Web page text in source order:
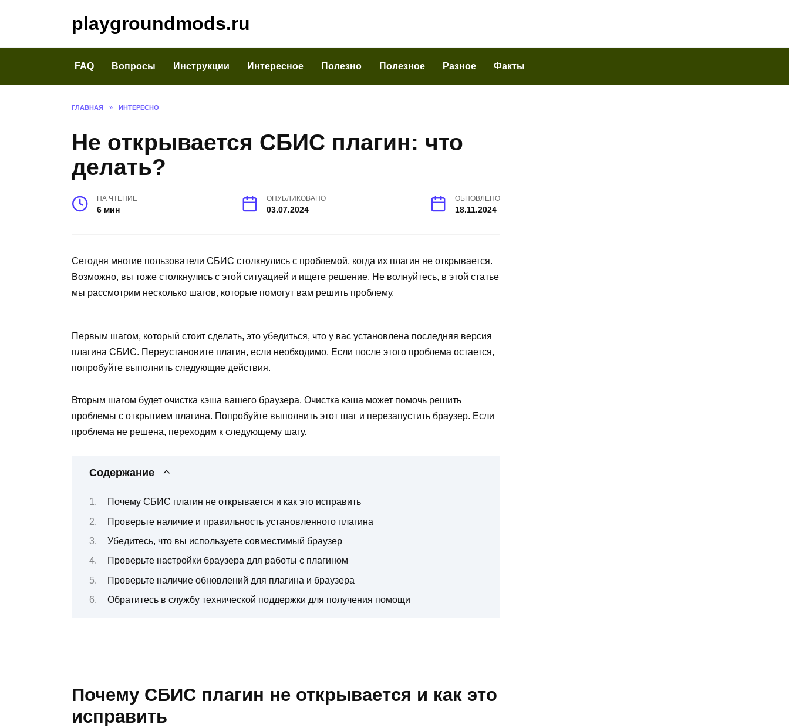
playgroundmods.ru
FAQ Вопросы Инструкции Интересное Полезно Полезное Разное Факты
ГЛАВНАЯ » ИНТЕРЕСНО
Не открывается СБИС плагин: что
делать?
НА ЧТЕНИЕ
6 мин
ОПУБЛИКОВАНО
03.07.2024
ОБНОВЛЕНО
18.11.2024
Сегодня многие пользователи СБИС столкнулись с проблемой, когда их плагин не открывается.
Возможно, вы тоже столкнулись с этой ситуацией и ищете решение. Не волнуйтесь, в этой статье
мы рассмотрим несколько шагов, которые помогут вам решить проблему.
Первым шагом, который стоит сделать, это убедиться, что у вас установлена последняя версия
плагина СБИС. Переустановите плагин, если необходимо. Если после этого проблема остается,
попробуйте выполнить следующие действия.
Вторым шагом будет очистка кэша вашего браузера. Очистка кэша может помочь решить
проблемы с открытием плагина. Попробуйте выполнить этот шаг и перезапустить браузер. Если
проблема не решена, переходим к следующему шагу.
Содержание
Почему СБИС плагин не открывается и как это исправить
Проверьте наличие и правильность установленного плагина
Убедитесь, что вы используете совместимый браузер
Проверьте настройки браузера для работы с плагином
Проверьте наличие обновлений для плагина и браузера
Обратитесь в службу технической поддержки для получения помощи
Почему СБИС плагин не открывается и как это
исправить